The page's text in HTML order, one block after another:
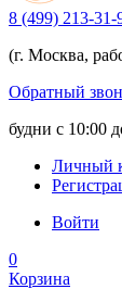
8 (499) 213-31-
(г. Москва,
Обратный
будни с 10:00
Личный
Войти
0
Корзина